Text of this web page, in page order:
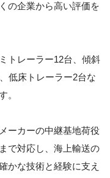
の企業から高い評価を
トレーラー12台、傾斜
低床トレーラー2台な
。
ーカーの中継基地荷役
で対応し、海上輸送の
かな技術と経験に支え